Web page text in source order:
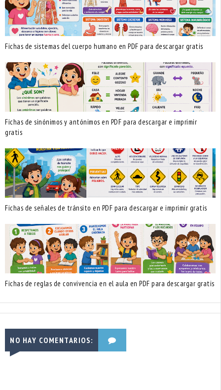
Fichas de sistemas del cuerpo humano en PDF para descargar gratis
Fichas de sinónimos y antónimos en PDF para descargar e imprimir
gratis
Fichas de señales de tránsito en PDF para descargar e imprimir gratis
Fichas de reglas de convivencia en el aula en PDF para descargar gratis
NO HAY COMENTARIOS: